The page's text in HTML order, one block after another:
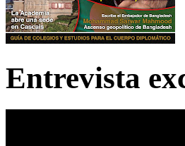
Entrevista